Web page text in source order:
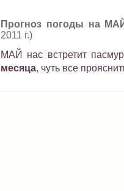
Прогноз погоды на
2011 г.)
МАЙ нас встретит
месяца, чуть все